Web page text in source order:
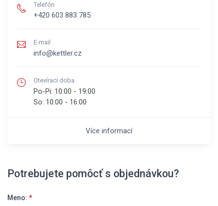
Telefón
+420 603 883 785
E-mail
info@kettler.cz
Otevírací doba
Po-Pi: 10:00 - 19:00
So: 10:00 - 16:00
Více informací
Potrebujete pomôcť s objednávkou?
Meno: *